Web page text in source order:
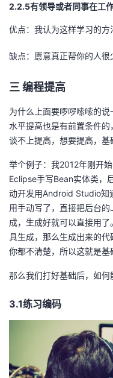
2.2.5有领导或者同事在工
优点：我认为这样学习的方
缺点：愿意真正帮你的人很
三 编程提高
为什么上面要啰啰嗦嗦的
水平提高也是有前置条件
谈不上提高，想要提高，基
举个例子：我2012年刚开
Eclipse手写Bean实体类，
动开发用Android Studio知
用手动写了，直接把后台
成，生成好就可以直接用
具生成，那么生成出来的
你都不清楚，所以这就是基
那么我们打好基础后，如何
3.1练习编码